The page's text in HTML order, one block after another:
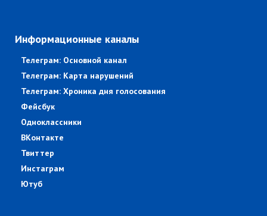
Информационные каналы
Телеграм: Основной канал
Телеграм: Карта нарушений
Телеграм: Хроника дня голосования
Фейсбук
Одноклассники
ВКонтакте
Твиттер
Инстаграм
Ютуб